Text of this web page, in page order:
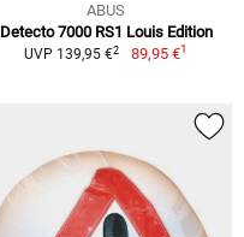
ABUS
Detecto 7000 RS1 Louis Edition
UVP 139,95 €2 89,95 €1